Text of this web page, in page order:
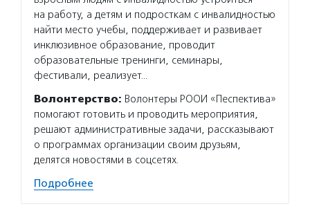
на работу, а детям и подросткам с инвалидностью
найти место учебы, поддерживает и развивает
инклюзивное образование, проводит
образовательные тренинги, семинары,
фестивали, реализует…
Волонтерство: Волонтеры РООИ «Песпектива»
помогают готовить и проводить мероприятия,
решают административные задачи, рассказывают
о программах организации своим друзьям,
делятся новостями в соцсетях.
Подробнее